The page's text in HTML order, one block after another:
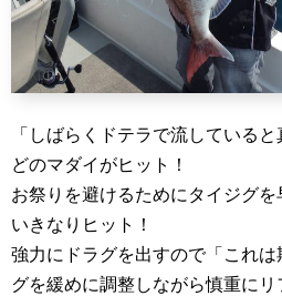
「しばらくドテラで流している
どのマダイがヒット！
お祭りを避けるためにタイジグ
いきなりヒット！
強力にドラグを出すので「これ
グを緩めに調整しながら慎重にリ